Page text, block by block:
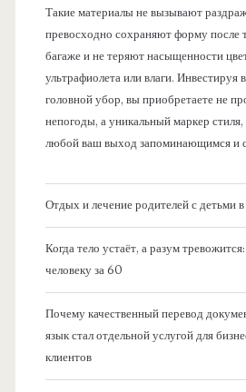
Такие материалы не вызывают
превосходно сохраняют форму после
багаже и не теряют насыщенности
ультрафиолета или влаги. Инвестируя
головной убор, вы приобретаете не
непогоды, а уникальный маркер
любой ваш выход запоминающимся и
Отдых и лечение родителей с детьми
Когда тело устаёт, а разум
человеку за 60
Почему качественный перевод
язык стал отдельной услугой для
клиентов